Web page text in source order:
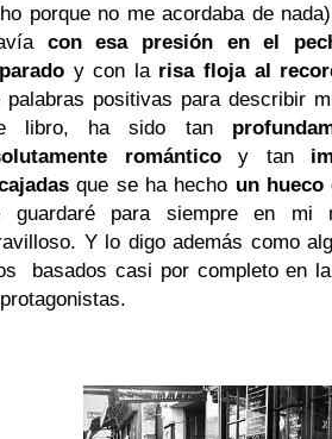
porque no me acordaba de
con esa presión en el
y con la risa floja al
palabras positivas para describir
libro, ha sido tan
románticoy tan
que se ha hecho un
guardaré para siempre en mi
Y lo digo además como
basados casi por completo en